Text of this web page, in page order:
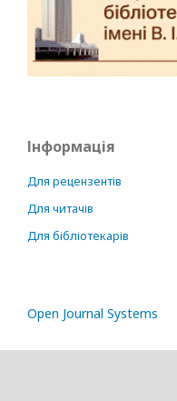
Інформація
Для рецензентів
Для читачів
Для бібліотекарів
Open Journal Systems